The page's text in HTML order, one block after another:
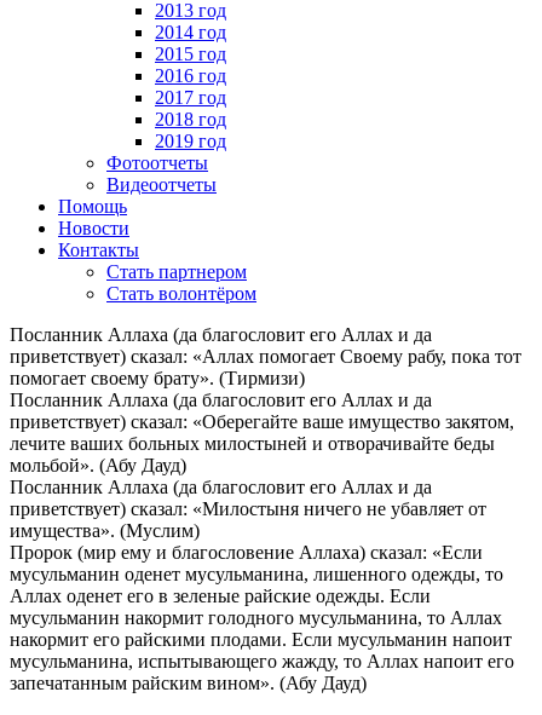
2013 год
2014 год
2015 год
2016 год
2017 год
2018 год
2019 год
Фотоотчеты
Видеоотчеты
Помощь
Новости
Контакты
Стать партнером
Стать волонтёром
Посланник Аллаха (да благословит его Аллах и да
приветствует) сказал: «Аллах помогает Своему рабу, пока тот
помогает своему брату». (Тирмизи)
Посланник Аллаха (да благословит его Аллах и да
приветствует) сказал: «Оберегайте ваше имущество закятом,
лечите ваших больных милостыней и отворачивайте беды
мольбой». (Абу Дауд)
Посланник Аллаха (да благословит его Аллах и да
приветствует) сказал: «Милостыня ничего не убавляет от
имущества». (Муслим)
Пророк (мир ему и благословение Аллаха) сказал: «Если
мусульманин оденет мусульманина, лишенного одежды, то
Аллах оденет его в зеленые райские одежды. Если
мусульманин накормит голодного мусульманина, то Аллах
накормит его райскими плодами. Если мусульманин напоит
мусульманина, испытывающего жажду, то Аллах напоит его
запечатанным райским вином». (Абу Дауд)